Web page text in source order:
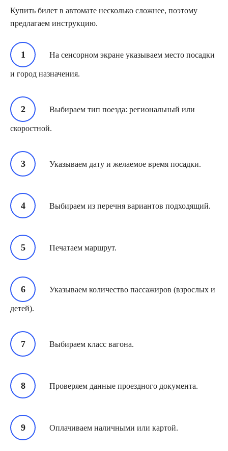
Купить билет в автомате несколько сложнее, поэтому
предлагаем инструкцию.
На сенсорном экране указываем место посадки
и город назначения.
Выбираем тип поезда: региональный или
скоростной.
Указываем дату и желаемое время посадки.
Выбираем из перечня вариантов подходящий.
Печатаем маршрут.
Указываем количество пассажиров (взрослых и
детей).
Выбираем класс вагона.
Проверяем данные проездного документа.
Оплачиваем наличными или картой.